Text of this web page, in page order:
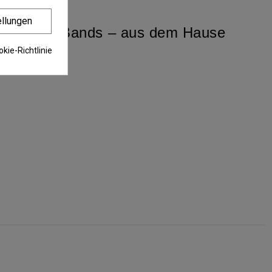
Bait Bands – aus dem Hause
Richtlinie